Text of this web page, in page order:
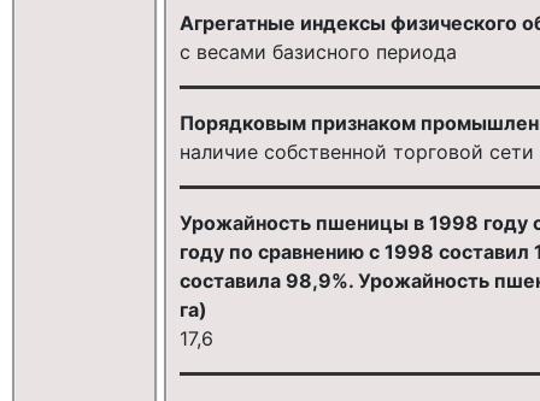
Агрегатные индексы физического
с весами базисного периода
Порядковым признаком
наличие собственной торговой сети
Урожайность пшеницы в 1998 году
году по сравнению с 1998
составила 98,9%. Урожайность
га)
17,6